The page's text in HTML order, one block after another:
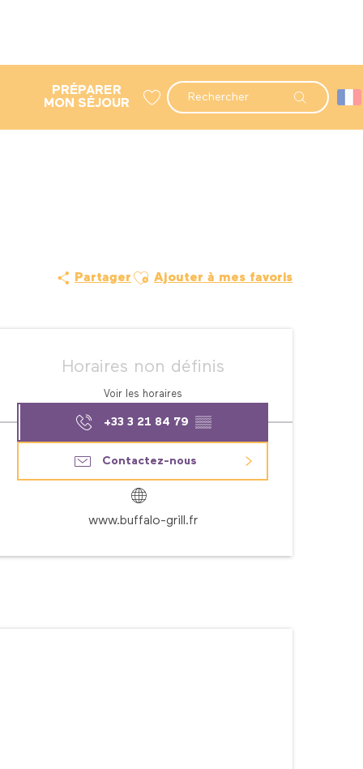
Recherche
PRÉPARER
MON SÉJOUR
Partager Ajouter aux favoris
Ajouter à mes favoris
Ouverture et
Horaires non définis
Voir les horaires
+33 3 21 84 79 ▒▒
Contactez-nous
www.buffalo-grill.fr